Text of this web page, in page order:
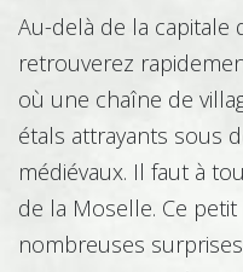
Au-delà de la capitale
retrouverez
où une chaîne de
étals attrayants sous
médiévaux. Il faut à
de la Moselle. Ce
nombreuses